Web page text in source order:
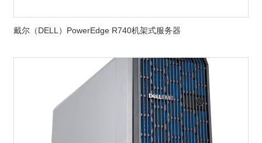
戴尔（DELL）PowerEdge R740机架式服务器